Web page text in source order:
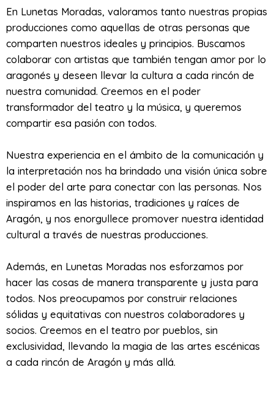
En Lunetas Moradas, valoramos tanto nuestras propias
producciones como aquellas de otras personas que
comparten nuestros ideales y principios. Buscamos
colaborar con artistas que también tengan amor por lo
aragonés y deseen llevar la cultura a cada rincón de
nuestra comunidad. Creemos en el poder
transformador del teatro y la música, y queremos
compartir esa pasión con todos.
Nuestra experiencia en el ámbito de la comunicación y
la interpretación nos ha brindado una visión única sobre
el poder del arte para conectar con las personas. Nos
inspiramos en las historias, tradiciones y raíces de
Aragón, y nos enorgullece promover nuestra identidad
cultural a través de nuestras producciones.
Además, en Lunetas Moradas nos esforzamos por
hacer las cosas de manera transparente y justa para
todos. Nos preocupamos por construir relaciones
sólidas y equitativas con nuestros colaboradores y
socios. Creemos en el teatro por pueblos, sin
exclusividad, llevando la magia de las artes escénicas
a cada rincón de Aragón y más allá.